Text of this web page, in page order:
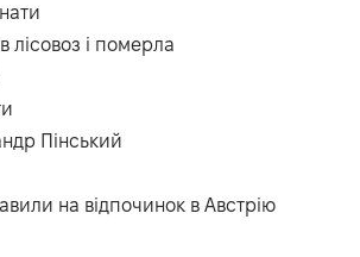
лісовоз і померла
Пінський
на відпочинок в Австрію